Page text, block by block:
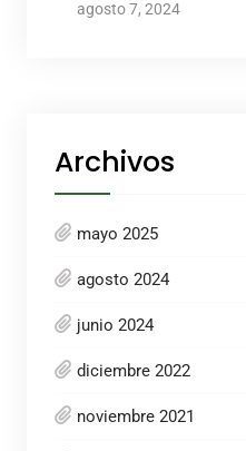
agosto 7, 2024
Archivos
mayo 2025
agosto 2024
junio 2024
diciembre 2022
noviembre 2021